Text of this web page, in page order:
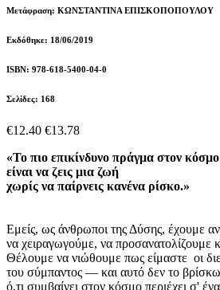
Μετάφραση: ΚΩΝΣΤΑΝΤΙΝΑ ΕΠΙΣΚΟΠΟΠΟΥΛΟΥ
Εκδόθηκε: 18/06/2019
ISBN: 978-618-5400-04-0
Σελίδες: 168
€12.40 €13.78
«Το πιο επικίνδυνο πράγμα στον κόσμο
είναι να ζεις μια ζωή
χωρίς να παίρνεις κανένα ρίσκο.»
Εμείς, ως άνθρωποι της Δύσης, έχουμε
να χειραγωγούμε, να προσανατολίζουμε
Θέλουμε να νιώθουμε πως είμαστε οι
του σύμπαντος — και αυτό δεν το
ό,τι συμβαίνει στον κόσμο περιέχει σ'